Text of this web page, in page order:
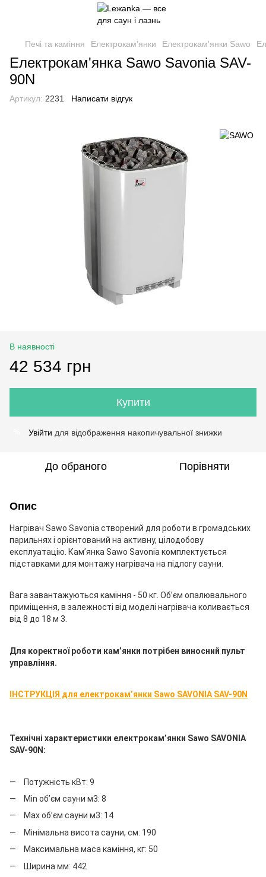
Печі та каміння Електрокам’янки Електрокам'янки Sawo
Електрокам'янка Sawo Savonia SAV-
90N
Артикул: 2231 Написати відгук
В наявності
42 534 грн
Купити
Увійти для відображення накопичувальної знижки
До обраного Порівняти
Опис
Нагрівач Sawo Savonia створений для роботи в громадських
парильнях і орієнтований на активну, цілодобову
експлуатацію. Кам’янка Sawo Savonia комплектується
підставками для монтажу нагрівача на підлогу сауни.
Вага завантажуються каміння - 50 кг. Об’єм опалювального
приміщення, в залежності від моделі нагрівача коливається
від 8 до 18 м 3.
Для коректної роботи кам’янки потрібен виносний пульт
управління.
ІНСТРУКЦІЯ для електрокам’янки Sawo SAVONIA SAV-90N
Технічні характеристики електрокам’янки Sawo SAVONIA
SAV-90N:
Потужність кВт: 9
Мin об’єм сауни м3: 8
Мax об’єм сауни м3: 14
Мінімальна висота сауни, см: 190
Максимальна маса каміння, кг: 50
Ширина мм: 442